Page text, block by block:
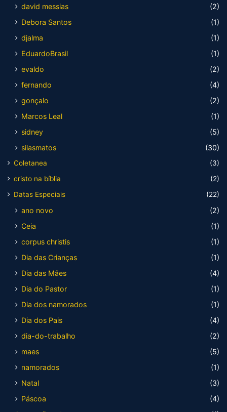
david messias
(2)
Debora Santos
(1)
djalma
(1)
EduardoBrasil
(1)
evaldo
(2)
fernando
(4)
gonçalo
(2)
Marcos Leal
(1)
sidney
(5)
silasmatos
(30)
Coletanea
(3)
cristo na bíblia
(2)
Datas Especiais
(22)
ano novo
(2)
Ceia
(1)
corpus christis
(1)
Dia das Crianças
(1)
Dia das Mães
(4)
Dia do Pastor
(1)
Dia dos namorados
(1)
Dia dos Pais
(4)
dia-do-trabalho
(2)
maes
(5)
namorados
(1)
Natal
(3)
Páscoa
(4)